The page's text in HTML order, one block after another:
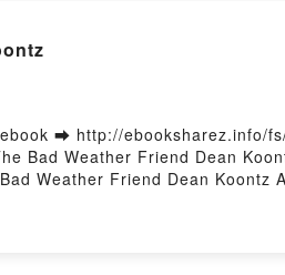
Pascal Durantel, Georges
➡ http://ebooksharez.info/
Bad Weather Friend Dean
Weather Friend Dean Koontz